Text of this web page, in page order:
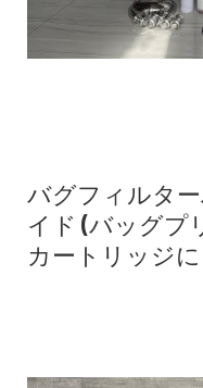
バグフィルタ
イド (バッグプ
カートリッジ